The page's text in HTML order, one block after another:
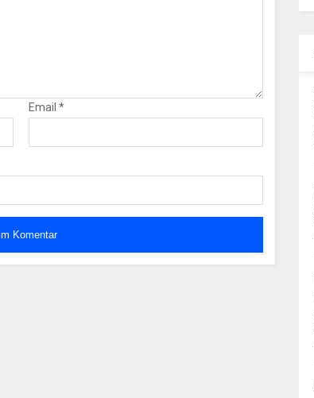
Email *